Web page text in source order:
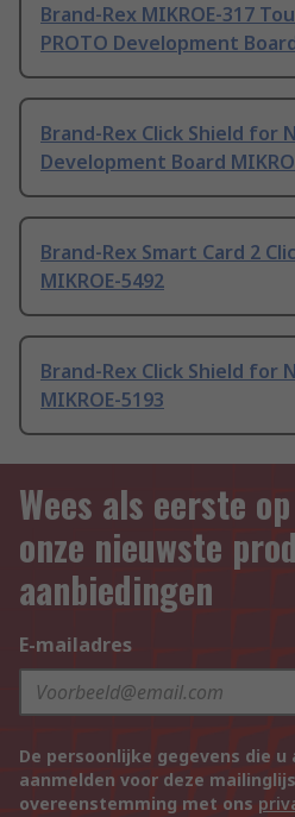
Brand-Rex MIKROE-317
PROTO Development
Brand-Rex Click Shield for
Development Board
Brand-Rex Smart Card 2
MIKROE-5492
Brand-Rex Click Shield for
MIKROE-5193
Wees als eerste
onze nieuwste
aanbiedingen
E-mailadres
De persoonlijke gegevens die
aanmelden voor deze
overeenstemming met ons